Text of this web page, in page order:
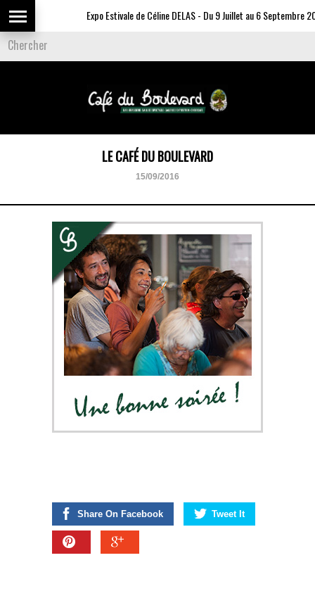
Expo Estivale de Céline DELAS - Du 9 Juillet au 6 Septembre
LE CAFÉ DU BOULEVARD
15/09/2016
Share On Facebook Tweet It